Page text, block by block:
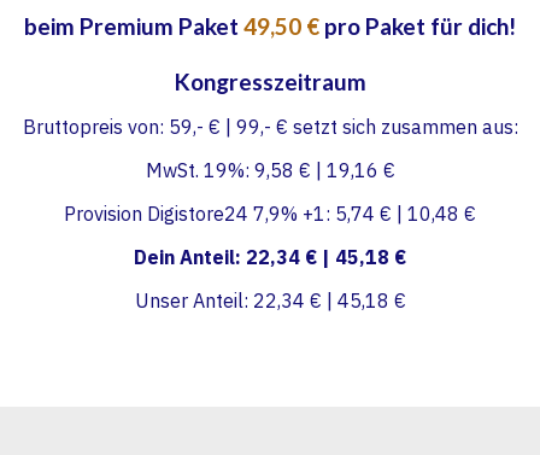
beim Premium Paket 49,50 € pro Paket für dich!
Kongresszeitraum
Bruttopreis von: 59,- € | 99,- € setzt sich zusammen aus:
MwSt. 19%: 9,58 € | 19,16 €
Provision Digistore24 7,9% +1: 5,74 € | 10,48 €
Dein Anteil: 22,34 € | 45,18 €
Unser Anteil: 22,34 € | 45,18 €